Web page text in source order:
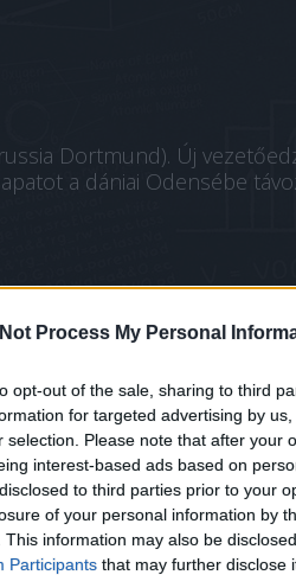
Process My Personal
opt-out of the sale, sharing to third
for targeted advertising by
selection. Please note that after your
interest-based ads based on
to third parties prior to your
of your personal information by
This information may also be
Participants that may further disclose
Dortmund). Új
a dániai Odensébe
távozott (az Odense HB
be; a bajnokkeret
mintKelly Dulferés
távozó a lengyel
át székhelyét.
Kiemelhető a BL-